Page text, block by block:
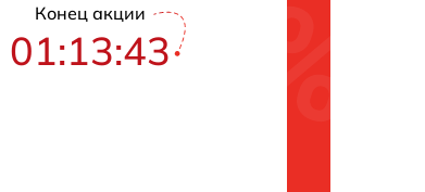
Конец акции
01:13:42